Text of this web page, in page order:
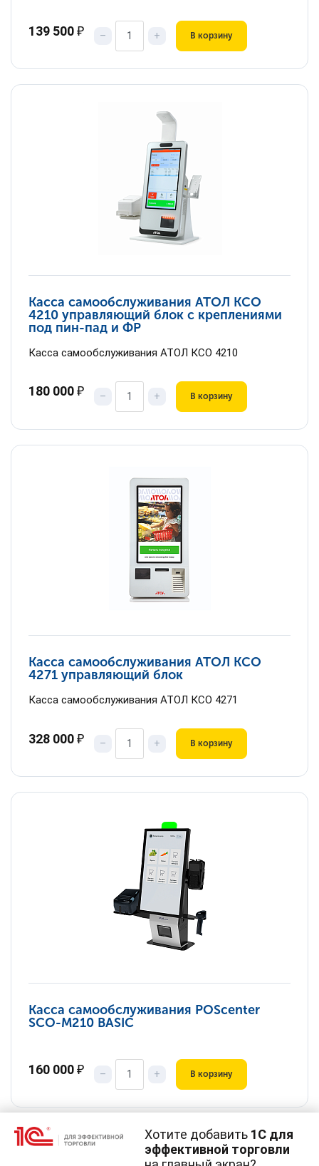
139 500₽ – + В корзину
Касса самообслуживания АТОЛ КСО
4210 управляющий блок с креплениями
под пин-пад и ФР
Касса самообслуживания АТОЛ КСО 4210
180 000₽ – + В корзину
Касса самообслуживания АТОЛ КСО
4271 управляющий блок
Касса самообслуживания АТОЛ КСО 4271
328 000₽ – + В корзину
Касса самообслуживания POScenter
SCO-M210 BASIC
160 000₽ – + В корзину
Хотите добавить 1С для
эффективной торговли